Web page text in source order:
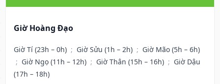
Giờ Hoàng Đạo
Giờ Tí (23h – 0h) ; Giờ Sửu (1h – 2h) ; Giờ Mão (5h – 6h)
; Giờ Ngọ (11h – 12h) ; Giờ Thân (15h – 16h) ; Giờ Dậu
(17h – 18h)